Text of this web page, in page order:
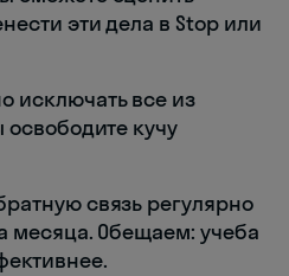
эти дела в Stop или
исключать все из
кучу
связь регулярно
месяца. Обещаем: учеба